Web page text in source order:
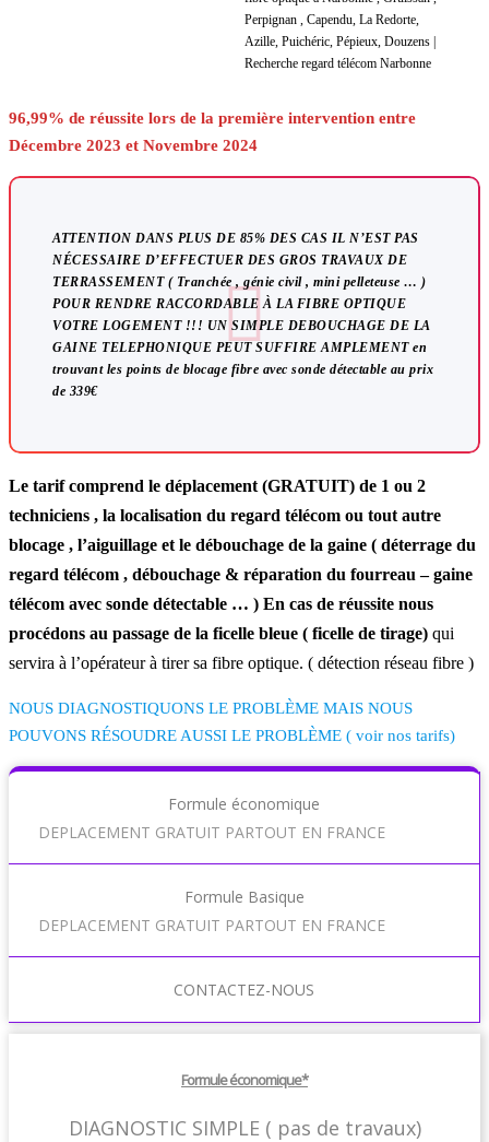
96,99% de réussite lors de la première intervention entre
Décembre 2023 et Novembre 2024
ATTENTION DANS PLUS DE 85% DES CAS IL N’EST PAS
NÉCESSAIRE D’EFFECTUER DES GROS TRAVAUX DE
TERRASSEMENT ( Tranchée , génie civil , mini pelleteuse … )
POUR RENDRE RACCORDABLE À LA FIBRE OPTIQUE
VOTRE LOGEMENT !!! UN SIMPLE DEBOUCHAGE DE LA
GAINE TELEPHONIQUE PEUT SUFFIRE AMPLEMENT en
trouvant les points de blocage fibre avec sonde détectable au prix
de 339€
Le tarif comprend le déplacement (GRATUIT) de 1 ou 2
techniciens , la localisation du regard télécom ou tout autre
blocage , l’aiguillage et le débouchage de la gaine ( déterrage du
regard télécom , débouchage & réparation du fourreau – gaine
télécom avec sonde détectable … ) En cas de réussite nous
procédons au passage de la ficelle bleue ( ficelle de tirage) qui
servira à l’opérateur à tirer sa fibre optique. ( détection réseau fibre )
NOUS DIAGNOSTIQUONS LE PROBLÈME MAIS NOUS
POUVONS RÉSOUDRE AUSSI LE PROBLÈME ( voir nos tarifs)
Formule économique
DEPLACEMENT GRATUIT PARTOUT EN FRANCE
Formule Basique
DEPLACEMENT GRATUIT PARTOUT EN FRANCE
CONTACTEZ-NOUS
Formule économique*
DIAGNOSTIC SIMPLE ( pas de travaux)